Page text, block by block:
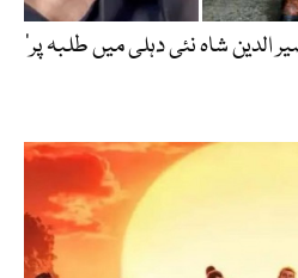
’غصے سے کھول رہا ہوں‘، نصیر الدین شاہ نئی دہلی میں طلبہ پر